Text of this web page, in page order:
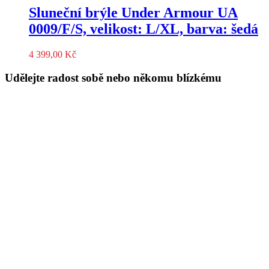
Sluneční brýle Under Armour UA
0009/F/S, velikost: L/XL, barva: šedá
4 399,00 Kč
Udělejte radost sobě nebo někomu blízkému